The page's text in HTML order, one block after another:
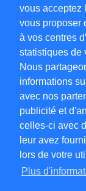
vous acceptez
vous proposer
à vos centres
statistiques de
Nous
informations
avec nos
publicité et
celles-ci avec
leur avez
lors de votre
Plus